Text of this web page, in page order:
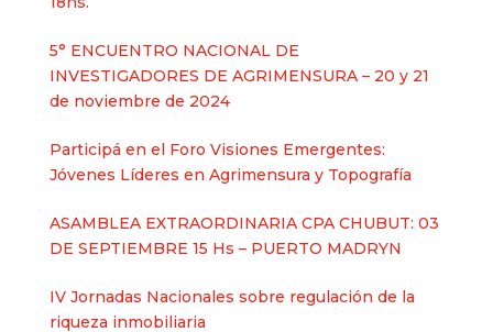
5° ENCUENTRO NACIONAL DE
INVESTIGADORES DE AGRIMENSURA – 20 y 21
de noviembre de 2024
Participá en el Foro Visiones Emergentes:
Jóvenes Líderes en Agrimensura y Topografía
ASAMBLEA EXTRAORDINARIA CPA CHUBUT: 03
DE SEPTIEMBRE 15 Hs – PUERTO MADRYN
IV Jornadas Nacionales sobre regulación de la
riqueza inmobiliaria